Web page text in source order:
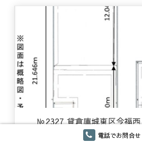
電話でお問合せ
№2327 貸倉庫城東区今福
(うち消費税5.5万円)